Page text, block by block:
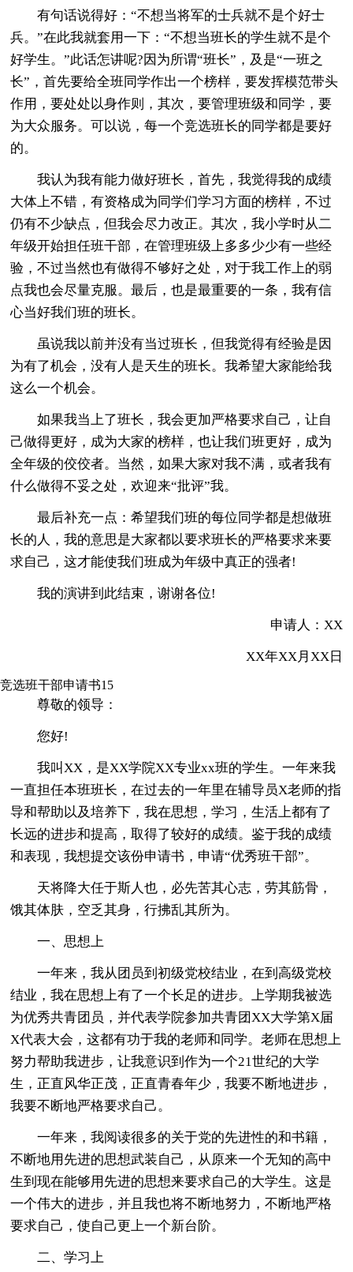
有句话说得好：“不想当将军的士兵就不是个好士
兵。”在此我就套用一下：“不想当班长的学生就不是个
好学生。”此话怎讲呢?因为所谓“班长”，及是“一班之
长”，首先要给全班同学作出一个榜样，要发挥模范带头
作用，要处处以身作则，其次，要管理班级和同学，要
为大众服务。可以说，每一个竞选班长的同学都是要好
的。
我认为我有能力做好班长，首先，我觉得我的成绩
大体上不错，有资格成为同学们学习方面的榜样，不过
仍有不少缺点，但我会尽力改正。其次，我小学时从二
年级开始担任班干部，在管理班级上多多少少有一些经
验，不过当然也有做得不够好之处，对于我工作上的弱
点我也会尽量克服。最后，也是最重要的一条，我有信
心当好我们班的班长。
虽说我以前并没有当过班长，但我觉得有经验是因
为有了机会，没有人是天生的班长。我希望大家能给我
这么一个机会。
如果我当上了班长，我会更加严格要求自己，让自
己做得更好，成为大家的榜样，也让我们班更好，成为
全年级的佼佼者。当然，如果大家对我不满，或者我有
什么做得不妥之处，欢迎来“批评”我。
最后补充一点：希望我们班的每位同学都是想做班
长的人，我的意思是大家都以要求班长的严格要求来要
求自己，这才能使我们班成为年级中真正的强者!
我的演讲到此结束，谢谢各位!
申请人：XX
XX年XX月XX日
竞选班干部申请书15
尊敬的领导：
您好!
我叫XX，是XX学院XX专业xx班的学生。一年来我
一直担任本班班长，在过去的一年里在辅导员X老师的指
导和帮助以及培养下，我在思想，学习，生活上都有了
长远的进步和提高，取得了较好的成绩。鉴于我的成绩
和表现，我想提交该份申请书，申请“优秀班干部”。
天将降大任于斯人也，必先苦其心志，劳其筋骨，
饿其体肤，空乏其身，行拂乱其所为。
一、思想上
一年来，我从团员到初级党校结业，在到高级党校
结业，我在思想上有了一个长足的进步。上学期我被选
为优秀共青团员，并代表学院参加共青团XX大学第X届
X代表大会，这都有功于我的老师和同学。老师在思想上
努力帮助我进步，让我意识到作为一个21世纪的大学
生，正直风华正茂，正直青春年少，我要不断地进步，
我要不断地严格要求自己。
一年来，我阅读很多的关于党的先进性的和书籍，
不断地用先进的思想武装自己，从原来一个无知的高中
生到现在能够用先进的思想来要求自己的大学生。这是
一个伟大的进步，并且我也将不断地努力，不断地严格
要求自己，使自己更上一个新台阶。
二、学习上